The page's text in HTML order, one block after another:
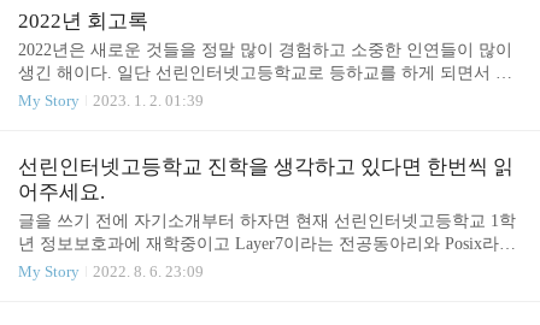
제대로 시작한건 5월부터다. 아 그리고 1월에 잠깐
크립토를 열심히 공부했던 흔적이 보인다. https://blo
g.sechack.kr/117 대충 ..
던걸 그대로 재탕했다. 원래 조금 수정하려고 했었는
데 서류 제출기간 얼마 안남았을때 코로나 비슷한 뭔
가에 걸려가지고 침대에만 있다가 그대로 제출하게
이내이다. 총합 7000자 근접하게 써야한다. 자기소개
이후 해킹에 관심을 가지고 드림핵 알게되고 대회 나
가고 이런 인생 스토리를 그대로 적었다. 뭔가 나를
소개한다는 느낌보다는 경험을 썰로 푼다는..
2022년 회고록
2022년은 새로운 것들을 정말 많이 경험하고 소중한 인연들이 많이
생긴 해이다. 일단 선린인터넷고등학교로 등하교를 하게 되면서 지
하철을 일상적으로 타게 되었다. 중학교때도 얼추 생각은 하고 있었
평일을 보내도 멀쩡했었는데 요즘에는 힘들다. 또 부평역에서 환승
할때 역에서 어묵을 파는곳이 있는데 집에 갈때 가끔씩 땡기는 날에
어묵 10개정도 먹는것도 인생의 작은 낙중에 하나이다. 학교생활 확
실히 분위기가 자유로워서 중학교때보다 훨씬 재밌다. 선린 오길 잘
했다는 생각이 든다. 전혀 후회되지 않는다. 학교 분위기 자체가 자
유로운 것도 있지만 학생에게 공부만을 강요하지 않는 분위기가 ..
My Story 2023. 1. 2. 01:39
선린인터넷고등학교 진학을 생각하고 있다면 한번씩 읽
어주세요.
글을 쓰기 전에 자기소개부터 하자면 현재 선린인터넷고등학교 1학
년 정보보호과에 재학중이고 Layer7이라는 전공동아리와 Posix라는
자율동아리에서 활동하고 있다. 아마 이 글을 보고 있는 사람은 대부
My Story 2022. 8. 6. 23:09